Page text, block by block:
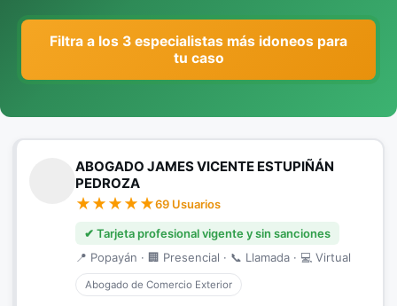
Filtra a los 3 especialistas más idoneos para
tu caso
ABOGADO JAMES VICENTE ESTUPIÑÁN
PEDROZA
69 Usuarios
✔ Tarjeta profesional vigente y sin sanciones
📍 Popayán · 🏢 Presencial · 📞 Llamada · 💻 Virtual
Abogado de Comercio Exterior